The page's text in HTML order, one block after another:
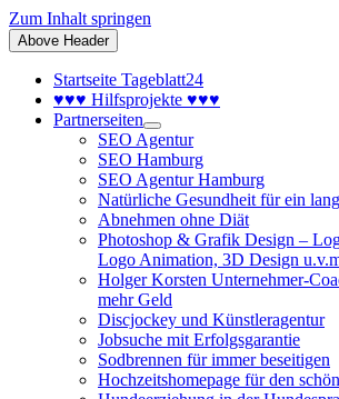
Zum Inhalt springen
Above Header
Startseite Tageblatt24
♥♥♥ Hilfsprojekte ♥♥♥
Partnerseiten
SEO Agentur
SEO Hamburg
SEO Agentur Hamburg
Natürliche Gesundheit für ein
Abnehmen ohne Diät
Photoshop & Grafik Design –
Logo Animation, 3D Design
Holger Korsten Unternehmer-
mehr Geld
Discjockey und Künstleragentur
Jobsuche mit Erfolgsgarantie
Sodbrennen für immer beseitigen
Hochzeitshomepage für den